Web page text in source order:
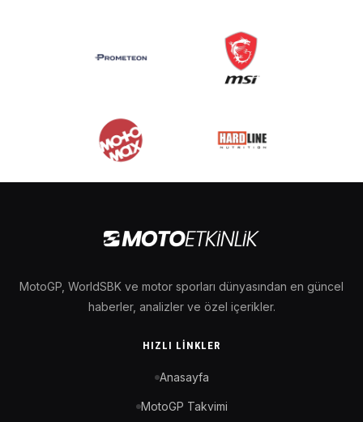
MotoGP, WorldSBK ve motor sporları dünyasından en güncel
haberler, analizler ve özel içerikler.
HIZLI LINKLER
Anasayfa
MotoGP Takvimi